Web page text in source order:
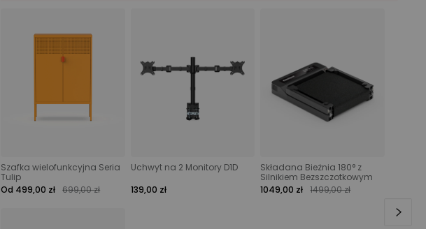
Szafka wielofunkcyjna Seria
Tulip
Od 499,00 zł
699,00 zł
Uchwyt na 2 Monitory D1D
139,00 zł
Składana Bieżnia 180° z
Silnikiem Bezszczotkowym
1049,00 zł
1499,00 zł